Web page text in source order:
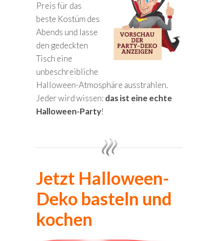
Preis für das
beste Kostüm des
Abends und lasse
den gedeckten
Tisch eine
unbeschreibliche
Halloween-Atmosphäre ausstrahlen.
Jeder wird wissen: das ist eine echte
Halloween-Party!
Jetzt Halloween-
Deko basteln und
kochen